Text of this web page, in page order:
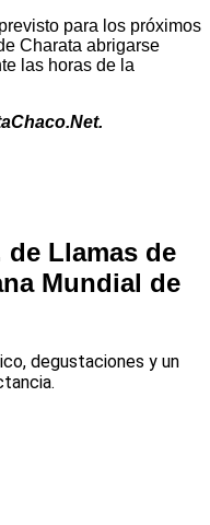
para los próximos
Charata abrigarse
las horas de la
Llamas de
Mundial de
degustaciones y un